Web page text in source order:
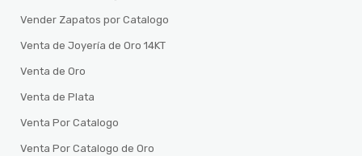
Vender Zapatos por Catalogo
Venta de Joyería de Oro 14KT
Venta de Oro
Venta de Plata
Venta Por Catalogo
Venta Por Catalogo de Oro